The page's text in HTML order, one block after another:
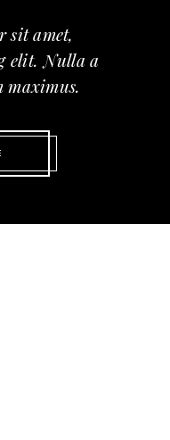
sit amet,
elit. Nulla a
maximus.